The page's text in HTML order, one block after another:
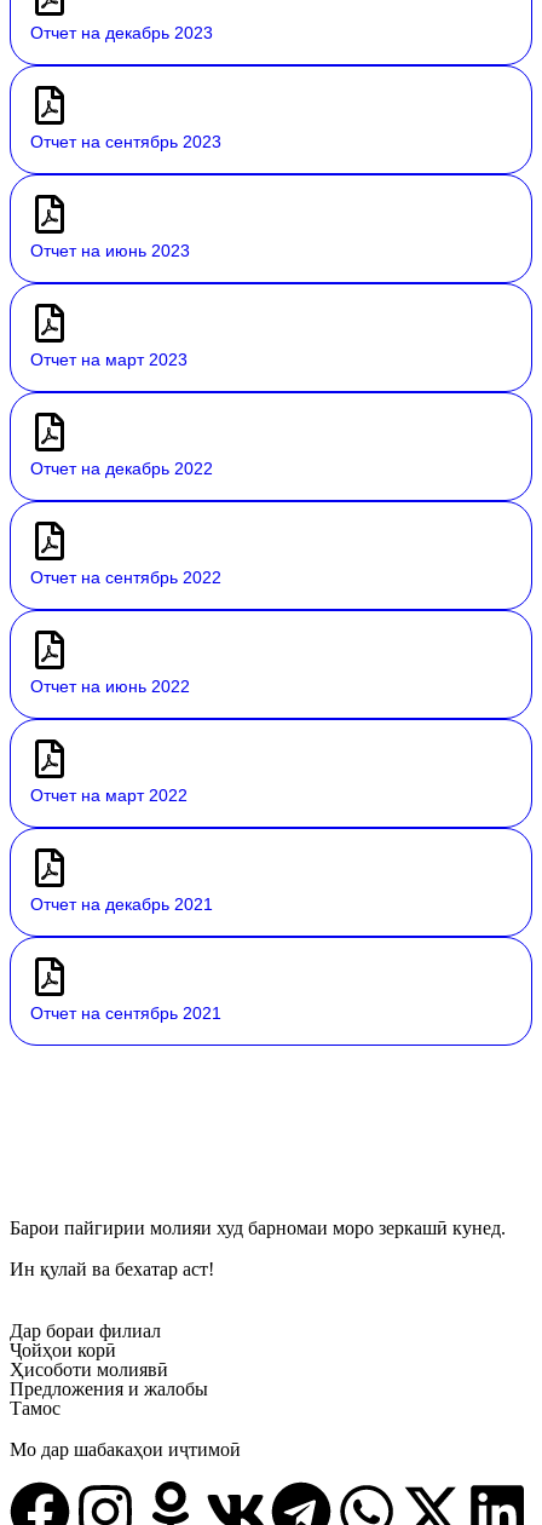
Отчет на декабрь 2023
Отчет на сентябрь 2023
Отчет на июнь 2023
Отчет на март 2023
Отчет на декабрь 2022
Отчет на сентябрь 2022
Отчет на июнь 2022
Отчет на март 2022
Отчет на декабрь 2021
Отчет на сентябрь 2021
Барои пайгирии молияи худ барномаи моро зеркашӣ кунед.
Ин қулай ва бехатар аст!
Дар бораи филиал
Ҷойҳои корӣ
Ҳисоботи молиявӣ
Предложения и жалобы
Тамос
Мо дар шабакаҳои иҷтимоӣ